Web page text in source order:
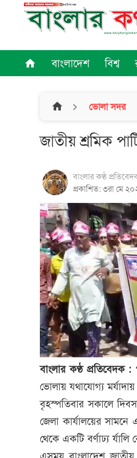
home বাংলাদেশ বিশ্ব
home ভোলা সদর
জাতীয় শ্রমিক
বাংলার কণ্ঠ
প্রকাশিত: ৩রা মে
বাংলার কণ্ঠ প্রতিবেদক :
ভোলায় যথাযোগ্য
বৃহস্পতিবার সকালে
জেলা কার্যালয়ের
থেকে একটি বর্ণাঢ্য